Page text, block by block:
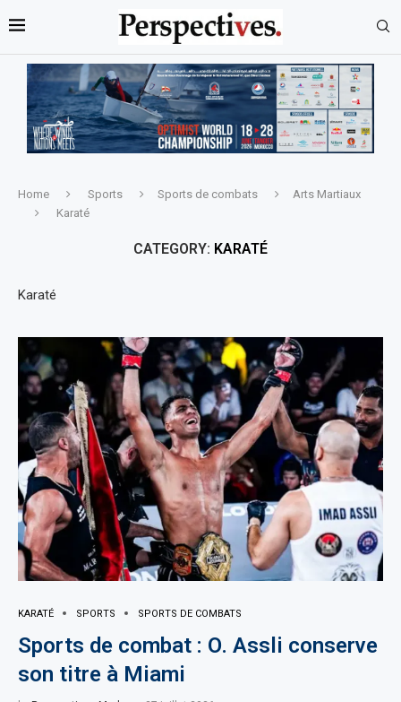
Home Sports Sports de combats
Arts Martiaux
Karaté
CATEGORY: KARATÉ
Karaté
KARATÉ SPORTS SPORTS DE COMBATS
Sports de combat : O. Assli conserve
son titre à Miami